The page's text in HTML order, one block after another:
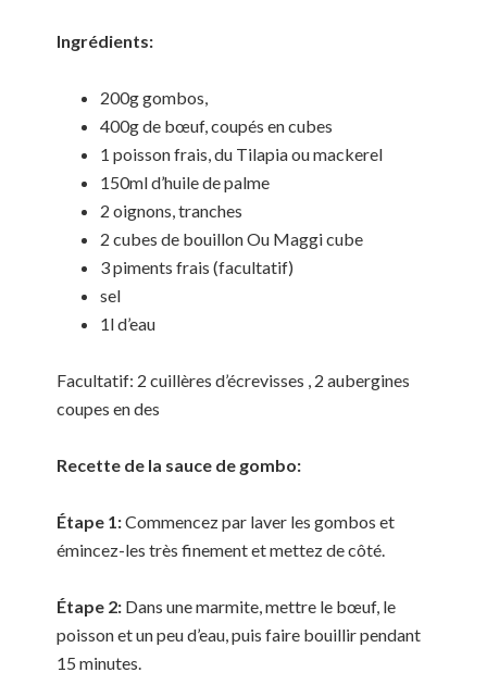
Ingrédients:
200g gombos,
400g de bœuf, coupés en cubes
1 poisson frais, du Tilapia ou mackerel
150ml d’huile de palme
2 oignons, tranches
2 cubes de bouillon Ou Maggi cube
3 piments frais (facultatif)
sel
1l d’eau
Facultatif: 2 cuillères d’écrevisses , 2 aubergines
coupes en des
Recette de la sauce de gombo:
Étape 1:Commencez par laver les gombos et
émincez-les très finement et mettez de côté.
Étape 2: Dans une marmite, mettre le bœuf, le
poisson et un peu d’eau, puis faire bouillir pendant
15 minutes.